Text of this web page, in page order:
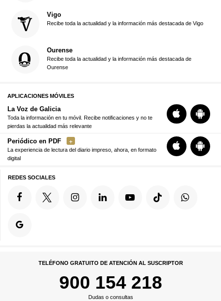
Vigo
Recibe toda la actualidad y la información más destacada de Vigo
Ourense
Recibe toda la actualidad y la información más destacada de
Ourense
APLICACIONES MÓVILES
La Voz de Galicia
Toda la información en tu móvil. Recibe notificaciones y no te
pierdas la actualidad más relevante
Periódico en PDF
La experiencia de lectura del diario impreso, ahora, en formato
digital
REDES SOCIALES
TELÉFONO GRATUITO DE ATENCIÓN AL SUSCRIPTOR
900 154 218
Dudas o consultas